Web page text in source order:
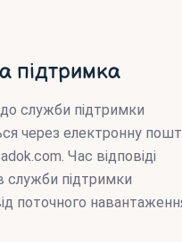
підтримка
служби підтримки
через електронну
. Час відповіді
служби підтримки
поточного